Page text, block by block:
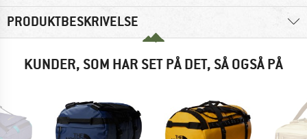
PRODUKTBESKRIVELSE
KUNDER, SOM HAR SET PÅ DET, SÅ OGSÅ PÅ